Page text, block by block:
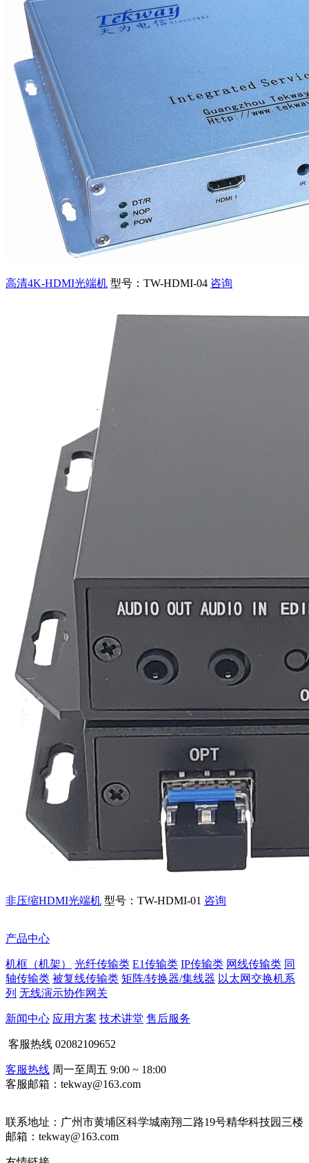
高清4K-HDMI光端机 型号：TW-HDMI-04 咨询
非压缩HDMI光端机 型号：TW-HDMI-01 咨询
产品中心
机框（机架） 光纤传输类 E1传输类 IP传输类 网线传输类 同
轴传输类 被复线传输类 矩阵/转换器/集线器 以太网交换机系
列 无线演示协作网关
新闻中心 应用方案 技术讲堂 售后服务
客服热线 02082109652
客服热线 周一至周五 9:00 ~ 18:00
客服邮箱：tekway@163.com
联系地址： 广州市黄埔区科学城南翔二路19号精华科技园三楼
邮箱：tekway@163.com